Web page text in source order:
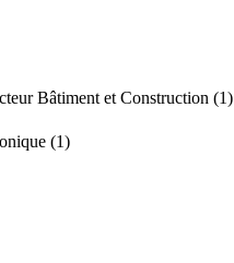
Bâtiment et Construction (1)
(1)